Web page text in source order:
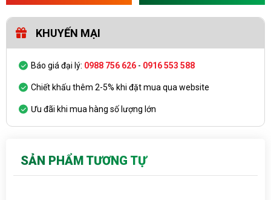
KHUYẾN MẠI
Báo giá đại lý: 0988 756 626 - 0916 553 588
Chiết khấu thêm 2-5% khi đặt mua qua website
Ưu đãi khi mua hàng số lượng lớn
SẢN PHẨM TƯƠNG TỰ